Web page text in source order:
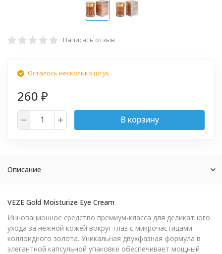
Написать отзыв
Осталось несколько штук
260 ₽
В корзину
Описание
VEZE Gold Moisturize Eye Cream
Инновационное средство премиум-класса для деликатного
ухода за нежной кожей вокруг глаз с микрочастицами
коллоидного золота. Уникальная двухфазная формула в
элегантной капсульной упаковке обеспечивает мощный